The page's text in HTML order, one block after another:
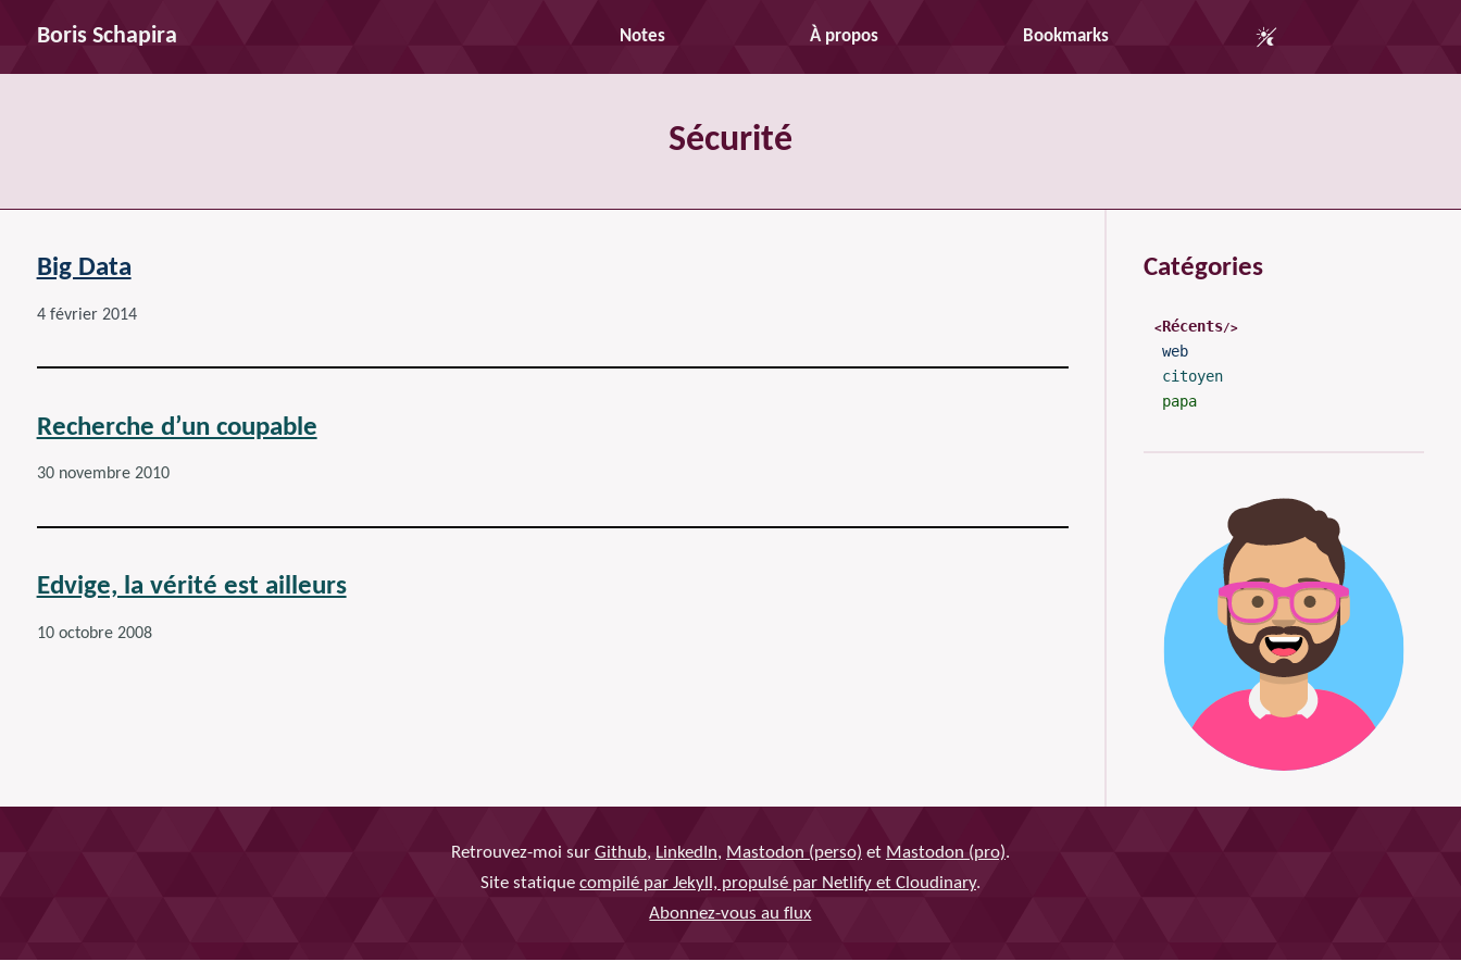
Boris Schapira Notes À propos Bookmarks Auto Mode
Sécurité
Big Data
4 février 2014
Recherche d’un coupable
30 novembre 2010
Edvige, la vérité est ailleurs
10 octobre 2008
Catégories
Récents
web
citoyen
papa
Retrouvez-moi sur Github, LinkedIn, Mastodon (perso) et Mastodon (pro).
Site statique compilé par Jekyll, propulsé par Netlify et Cloudinary.
Abonnez-vous au flux